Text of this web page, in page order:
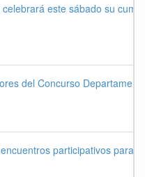
este sábado su
del Concurso
participativos para